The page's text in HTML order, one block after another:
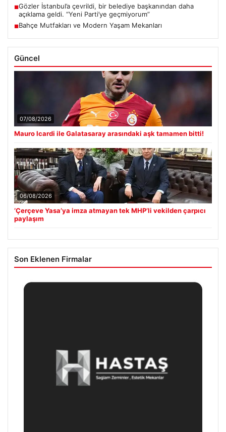
■Gözler İstanbul’a çevrildi, bir belediye başkanından daha
açıklama geldi. “Yeni Parti’ye geçmiyorum”
■Bahçe Mutfakları ve Modern Yaşam Mekanları
Güncel
07/08/2026
Mauro Icardi ile Galatasaray arasındaki aşk tamamen bitti!
06/08/2026
‘Çerçeve Yasa’ya imza atmayan tek MHP’li vekilden çarpıcı
paylaşım
Son Eklenen Firmalar